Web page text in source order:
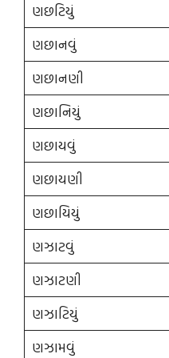
ણછટિયું
ણછાનવું
ણછાનણી
ણછાનિયું
ણછાયવું
ણછાયણી
ણછાયિયું
ણઝાટવું
ણઝાટણી
ણઝાટિયું
ણઝામવું